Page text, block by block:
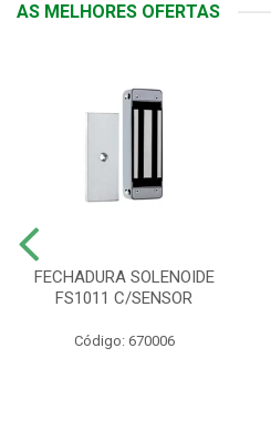
AS MELHORES OFERTAS
FECHADURA SOLENOIDE
FS1011 C/SENSOR
Código: 670006